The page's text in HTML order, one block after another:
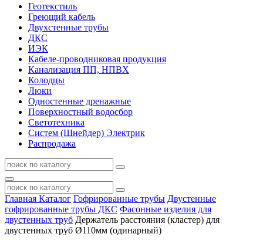
Геотекстиль
Греющий кабель
Двухстенные трубы
ДКС
ИЭК
Кабеле-проводниковая продукция
Канализация ПП, НПВХ
Колодцы
Люки
Одностенные дренажные
Поверхностный водосбор
Светотехника
Систем (Шнейдер) Электрик
Распродажа
Главная Каталог Гофрированные трубы Двустенные
гофрированные трубы ДКС Фасонные изделия для
двустенных труб Держатель расстояния (кластер) для
двустенных труб Ø110мм (одинарный)